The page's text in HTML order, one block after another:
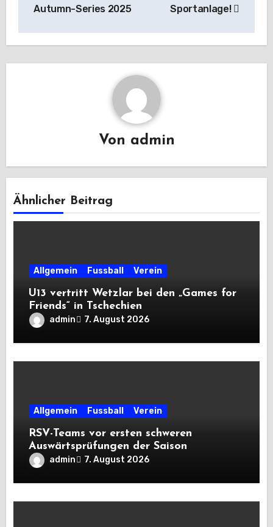
Autumn-Series 2025
Sportanlage!
Von admin
Ähnlicher Beitrag
Allgemein Fussball Verein
U13 vertritt Wetzlar bei den „Games for
Friends“ in Tschechien
admin 7. August 2026
Allgemein Fussball Verein
RSV-Teams vor ersten schweren
Auswärtsprüfungen der Saison
admin 7. August 2026